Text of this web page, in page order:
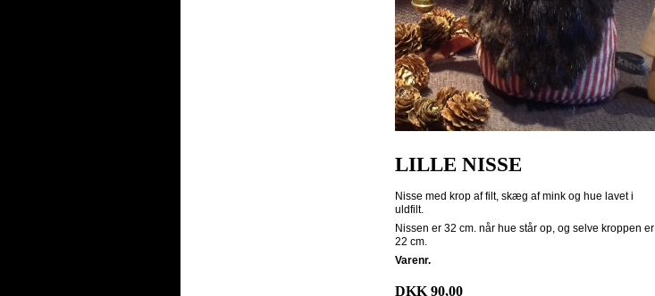
LILLE NISSE
Nisse med krop af filt, skæg af mink og hue lavet i
uldfilt.
Nissen er 32 cm. når hue står op, og selve kroppen er
22 cm.
Varenr.
DKK 90,00